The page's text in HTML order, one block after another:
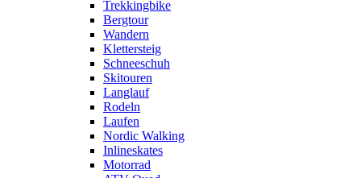
Trekkingbike
Bergtour
Wandern
Klettersteig
Schneeschuh
Skitouren
Langlauf
Rodeln
Laufen
Nordic Walking
Inlineskates
Motorrad